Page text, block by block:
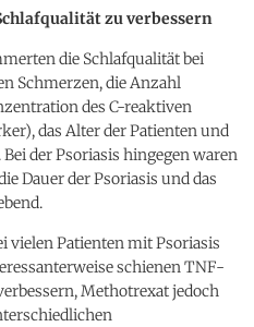
zu verbessern
die Schlafqualität bei
Schmerzen, die Anzahl
des C-reaktiven
das Alter der Patienten und
der Psoriasis hingegen waren
Dauer der Psoriasis und das
vielen Patienten mit Psoriasis
schienen TNF-
Methotrexat jedoch